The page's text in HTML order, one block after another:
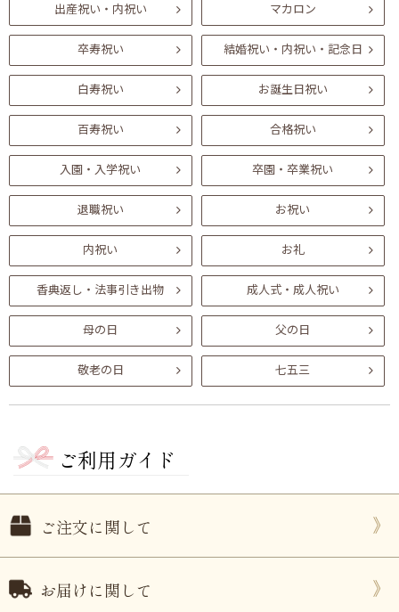
出産祝い・内祝い マカロン
卒寿祝い 結婚祝い・内祝い・記念日
白寿祝い お誕生日祝い
百寿祝い 合格祝い
入園・入学祝い 卒園・卒業祝い
退職祝い お祝い
内祝い お礼
香典返し・法事引き出物 成人式・成人祝い
母の日 父の日
敬老の日 七五三
ご利用ガイド
ご注文に関して
お届けに関して